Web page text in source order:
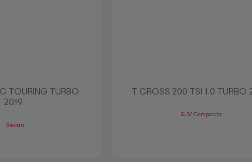
TOURING TURBO
2019
Sedan
T CROSS 200 TSI 1.0 TURBO
SUV Compacto